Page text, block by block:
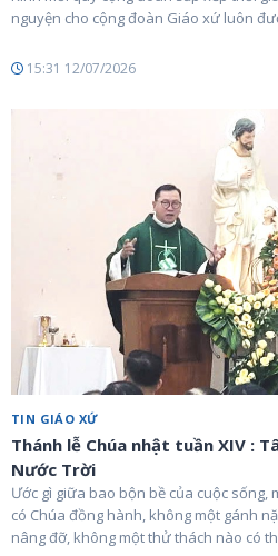
nguyện cho cộng đoàn Giáo xứ luôn
15:31 12/07/2026
TIN GIÁO XỨ
Thánh lễ Chúa nhật tuần XIV :
Nước Trời
Ước gì giữa bao bộn bề của cuộc sống,
có Chúa đồng hành, không một gánh
nâng đỡ, không một thử thách nào có